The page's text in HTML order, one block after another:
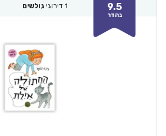
9.5
נהדר
1 דירוגי גולשים